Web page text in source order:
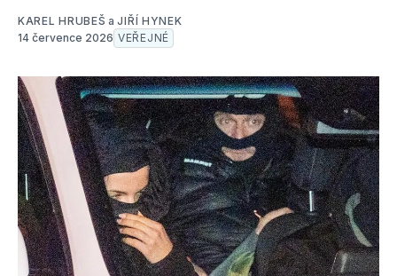
KAREL HRUBEŠ aJIŘÍ HYNEK
14 července 2026 VEŘEJNÉ